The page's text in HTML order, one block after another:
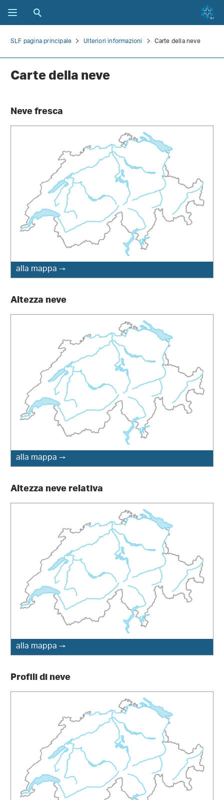
SLF pagina principale Ulteriori informazioni Carte della neve
Carte della neve
Neve fresca
alla mappa →
Altezza neve
alla mappa →
Altezza neve relativa
alla mappa →
Profili di neve